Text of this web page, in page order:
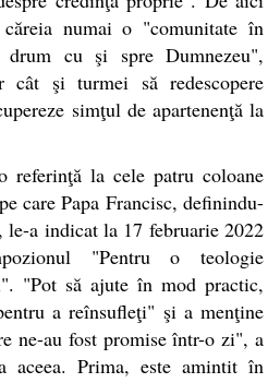
căreia numai o "comunitate în
drum cu şi spre Dumnezeu",
cât şi turmei să redescopere
simţul de apartenenţă la
referinţă la cele patru coloane
care Papa Francisc, definindu-
a indicat la 17 februarie 2022
"Pentru o teologie
"Pot să ajute în mod practic,
a reînsufleţi" şi a menţine
ne-au fost promise într-o zi", a
aceea. Prima, este amintit în